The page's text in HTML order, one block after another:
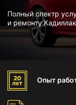
Полный спектр
и ремонту Кадиллак
Опыт